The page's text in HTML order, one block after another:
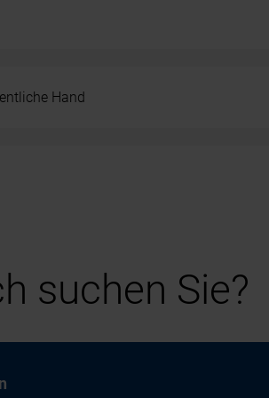
Hand
suchen Sie?